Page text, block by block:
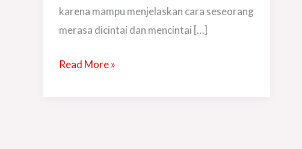
karena mampu menjelaskan cara seseorang
merasa dicintai dan mencintai […]
Read More »